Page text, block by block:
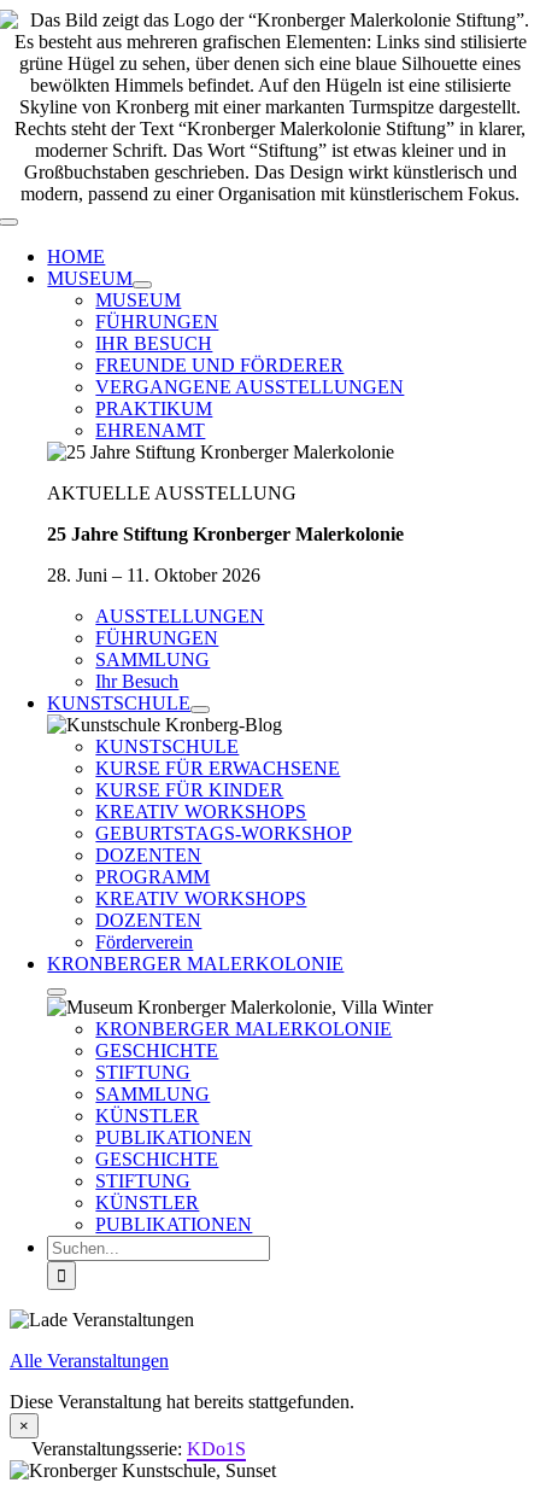
Zum
Inhalt
springen
Toggle
Navigation
HOME
MUSEUM
MUSEUM
FÜHRUNGEN
IHR BESUCH
FREUNDE UND FÖRDERER
VERGANGENE AUSSTELLUNGEN
PRAKTIKUM
EHRENAMT
AKTUELLE AUSSTELLUNG
25 Jahre Stiftung Kronberger Malerkolonie
28. Juni – 11. Oktober 2026
AUSSTELLUNGEN
FÜHRUNGEN
SAMMLUNG
Ihr Besuch
KUNSTSCHULE
KUNSTSCHULE
KURSE FÜR ERWACHSENE
KURSE FÜR KINDER
KREATIV WORKSHOPS
GEBURTSTAGS-WORKSHOP
DOZENTEN
PROGRAMM
KREATIV WORKSHOPS
DOZENTEN
Förderverein
KRONBERGER MALERKOLONIE
KRONBERGER MALERKOLONIE
GESCHICHTE
STIFTUNG
SAMMLUNG
KÜNSTLER
PUBLIKATIONEN
GESCHICHTE
STIFTUNG
KÜNSTLER
PUBLIKATIONEN
Suche
nach:
Alle Veranstaltungen
Diese Veranstaltung hat bereits stattgefunden.
×
Veranstaltungsserie: KDo1S